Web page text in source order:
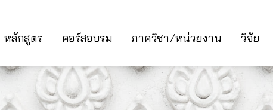
หลักสูตร คอร์สอบรม ภาควิชา/หน่วยงาน วิจัย